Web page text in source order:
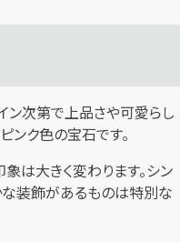
ン次第で上品さや可愛らし
ンク色の宝石です。
は大きく変わります。シン
装飾があるものは特別な